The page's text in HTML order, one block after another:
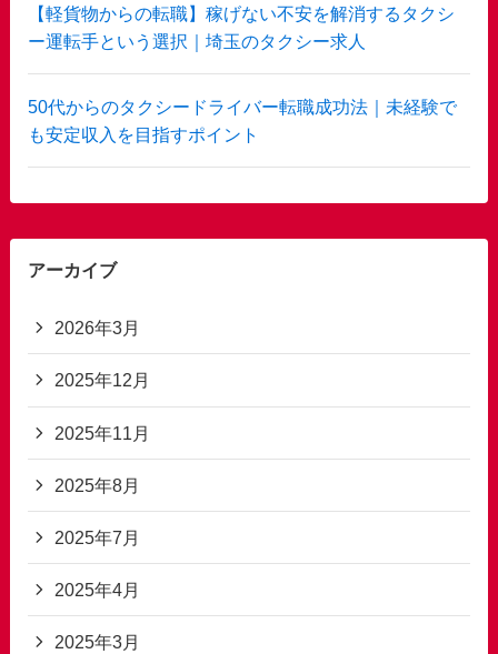
【軽貨物からの転職】稼げない不安を解消するタクシ
ー運転手という選択｜埼玉のタクシー求人
50代からのタクシードライバー転職成功法｜未経験で
も安定収入を目指すポイント
アーカイブ
2026年3月
2025年12月
2025年11月
2025年8月
2025年7月
2025年4月
2025年3月